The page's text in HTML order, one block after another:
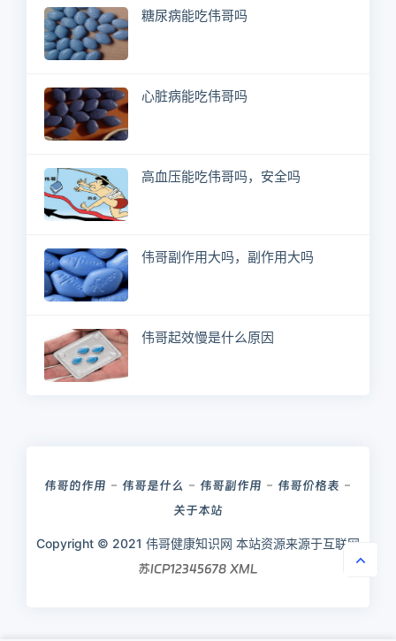
糖尿病能吃伟哥吗
心脏病能吃伟哥吗
高血压能吃伟哥吗，安全吗
伟哥副作用大吗，副作用大吗
伟哥起效慢是什么原因
伟哥的作用 伟哥是什么 伟哥副作用
伟哥价格表
关于本站
Copyright © 2021 伟哥健康知识网 本站资源来源于互联网
苏ICP12345678 XML